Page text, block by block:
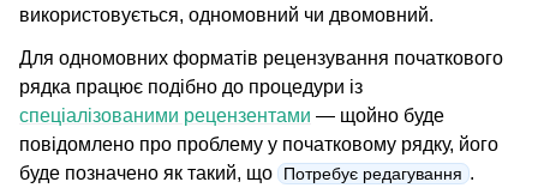
використовується, одномовний чи двомовний.
Для одномовних форматів рецензування початкового
рядка працює подібно до процедури із
спеціалізованими рецензентами — щойно буде
повідомлено про проблему у початковому рядку, його
буде позначено як такий, що
Потребує редагування .